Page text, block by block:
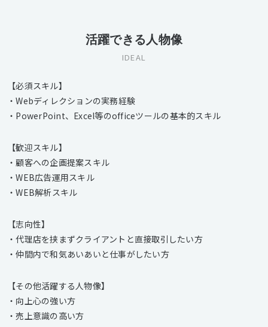
活躍できる人物像
IDEAL
【必須スキル】
・Webディレクションの実務経験
・PowerPoint、Excel等のofficeツールの基本的スキル
【歓迎スキル】
・顧客への企画提案スキル
・WEB広告運用スキル
・WEB解析スキル
【志向性】
・代理店を挟まずクライアントと直接取引したい方
・仲間内で和気あいあいと仕事がしたい方
【その他活躍する人物像】
・向上心の強い方
・売上意識の高い方